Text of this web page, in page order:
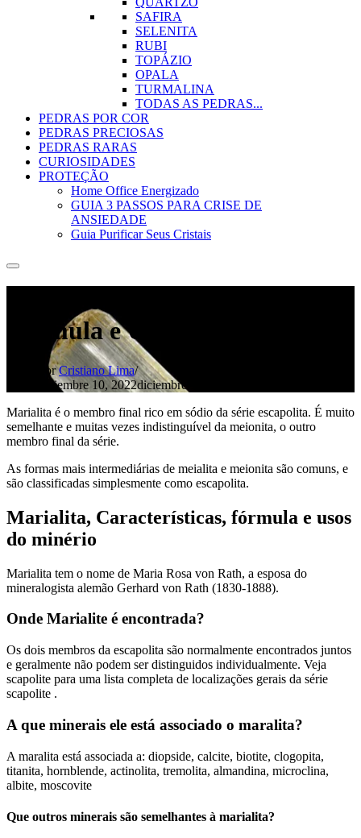
SAFIRA
SELENITA
RUBI
TOPÁZIO
OPALA
TURMALINA
TODAS AS PEDRAS...
PEDRAS POR COR
PEDRAS PRECIOSAS
PEDRAS RARAS
CURIOSIDADES
PROTEÇÃO
Home Office Energizado
GUIA 3 PASSOS PARA CRISE DE
ANSIEDADE
Guia Purificar Seus Cristais
Marialita Características,
Fórmula e Usos do Minério
porCristiano Lima
diciembre 10, 2022diciembre 14, 2022
Marialita é o membro final rico em sódio da série escapolita. É muito
semelhante e muitas vezes indistinguível da meionita, o outro
membro final da série.
As formas mais intermediárias de meialita e meionita são comuns, e
são classificadas simplesmente como escapolita.
Marialita, Características, fórmula e usos
do minério
Marialita tem o nome de Maria Rosa von Rath, a esposa do
mineralogista alemão Gerhard von Rath (1830-1888).
Onde Marialite é encontrada?
Os dois membros da escapolita são normalmente encontrados juntos
e geralmente não podem ser distinguidos individualmente. Veja
scapolite para uma lista completa de localizações gerais da série
scapolite .
A que minerais ele está associado o maralita?
A maralita está associada a: diopside, calcite, biotite, clogopita,
titanita, hornblende, actinolita, tremolita, almandina, microclina,
albite, moscovite
Que outros minerais são semelhantes à marialita?